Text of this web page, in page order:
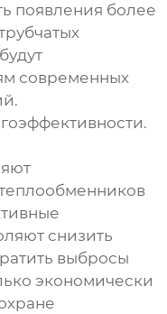
появления более
современных
снизить
выбросы
экономически